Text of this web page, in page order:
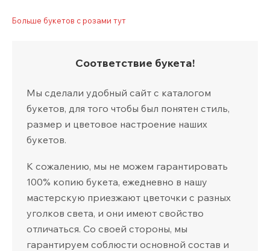
Больше букетов с розами тут
Соответствие букета!
Мы сделали удобный сайт с каталогом
букетов, для того чтобы был понятен стиль,
размер и цветовое настроение наших
букетов.
К сожалению, мы не можем гарантировать
100% копию букета, ежедневно в нашу
мастерскую приезжают цветочки с разных
уголков света, и они имеют свойство
отличаться. Со своей стороны, мы
гарантируем соблюсти основной состав и